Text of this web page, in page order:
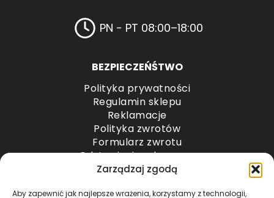
Zarządzaj zgodą
Aby zapewnić jak najlepsze wrażenia, korzystamy z technologii,
PN - PT 08:00–18:00
BEZPIECZEŃŚTWO
Polityka prywatności
Regulamin sklepu
Reklamacje
Polityka zwrotów
Formularz zwrotu
Odstąpienie od umowy
Odstąpienie od umowy – przesyłki paletowe